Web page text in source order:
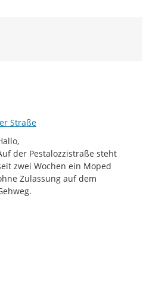
Straße
der Pestalozzistraße steht
zwei Wochen ein Moped
Zulassung auf dem